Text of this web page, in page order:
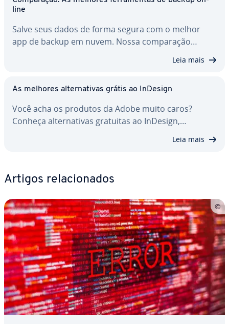
line
Salve seus dados de forma segura com o melhor
app de backup em nuvem. Nossa com­pa­ra­ção…
Leia mais
As melhores al­ter­na­ti­vas grátis ao InDesign
Você acha os produtos da Adobe muito caros?
Conheça al­ter­na­ti­vas gratuitas ao InDesign,…
Leia mais
Artigos re­la­ci­o­na­dos